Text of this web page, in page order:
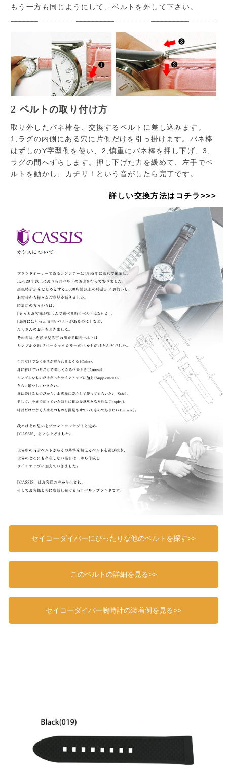
もう一方も同じようにして、ベルトを外して下さい。
2 ベルトの取り付け方
取り外したバネ棒を、交換するベルトに差し込みます。
1,ラグの内側にある穴に片側だけを引っ掛けます。バネ棒
はずしのY字型側を使い、2,慎重にバネ棒を押し下げ、3,
ラグの間へずらします。押し下げた力を緩めて、左手でベ
ルトを動かし、カチリ！という音がしたら完了です。
詳しい交換方法はコチラ>>>
セイコーダイバーにぴったりな他のベルトを探す>>
このベルトの詳細を見る>>
セイコーダイバー腕時計の装着例を見る>>